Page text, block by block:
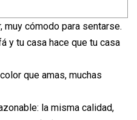
muy cómodo para sentarse.
y tu casa hace que tu casa
que amas, muchas
la misma calidad,